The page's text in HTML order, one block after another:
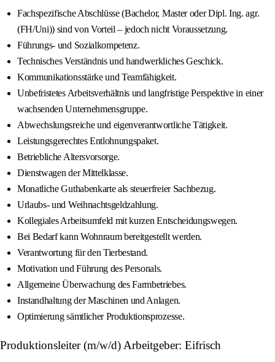
Fachspezifische Abschlüsse (Bachelor, Master oder Dipl. Ing. agr.
(FH/Uni)) sind von Vorteil – jedoch nicht Voraussetzung.
Führungs- und Sozialkompetenz.
Technisches Verständnis und handwerkliches Geschick.
Kommunikationsstärke und Teamfähigkeit.
Unbefristetes Arbeitsverhältnis und langfristige Perspektive in einer
wachsenden Unternehmensgruppe.
Abwechslungsreiche und eigenverantwortliche Tätigkeit.
Leistungsgerechtes Entlohnungspaket.
Betriebliche Altersvorsorge.
Dienstwagen der Mittelklasse.
Monatliche Guthabenkarte als steuerfreier Sachbezug.
Urlaubs- und Weihnachtsgeldzahlung.
Kollegiales Arbeitsumfeld mit kurzen Entscheidungswegen.
Bei Bedarf kann Wohnraum bereitgestellt werden.
Verantwortung für den Tierbestand.
Motivation und Führung des Personals.
Allgemeine Überwachung des Farmbetriebes.
Instandhaltung der Maschinen und Anlagen.
Optimierung sämtlicher Produktionsprozesse.
Produktionsleiter (m/w/d) Arbeitgeber: Eifrisch